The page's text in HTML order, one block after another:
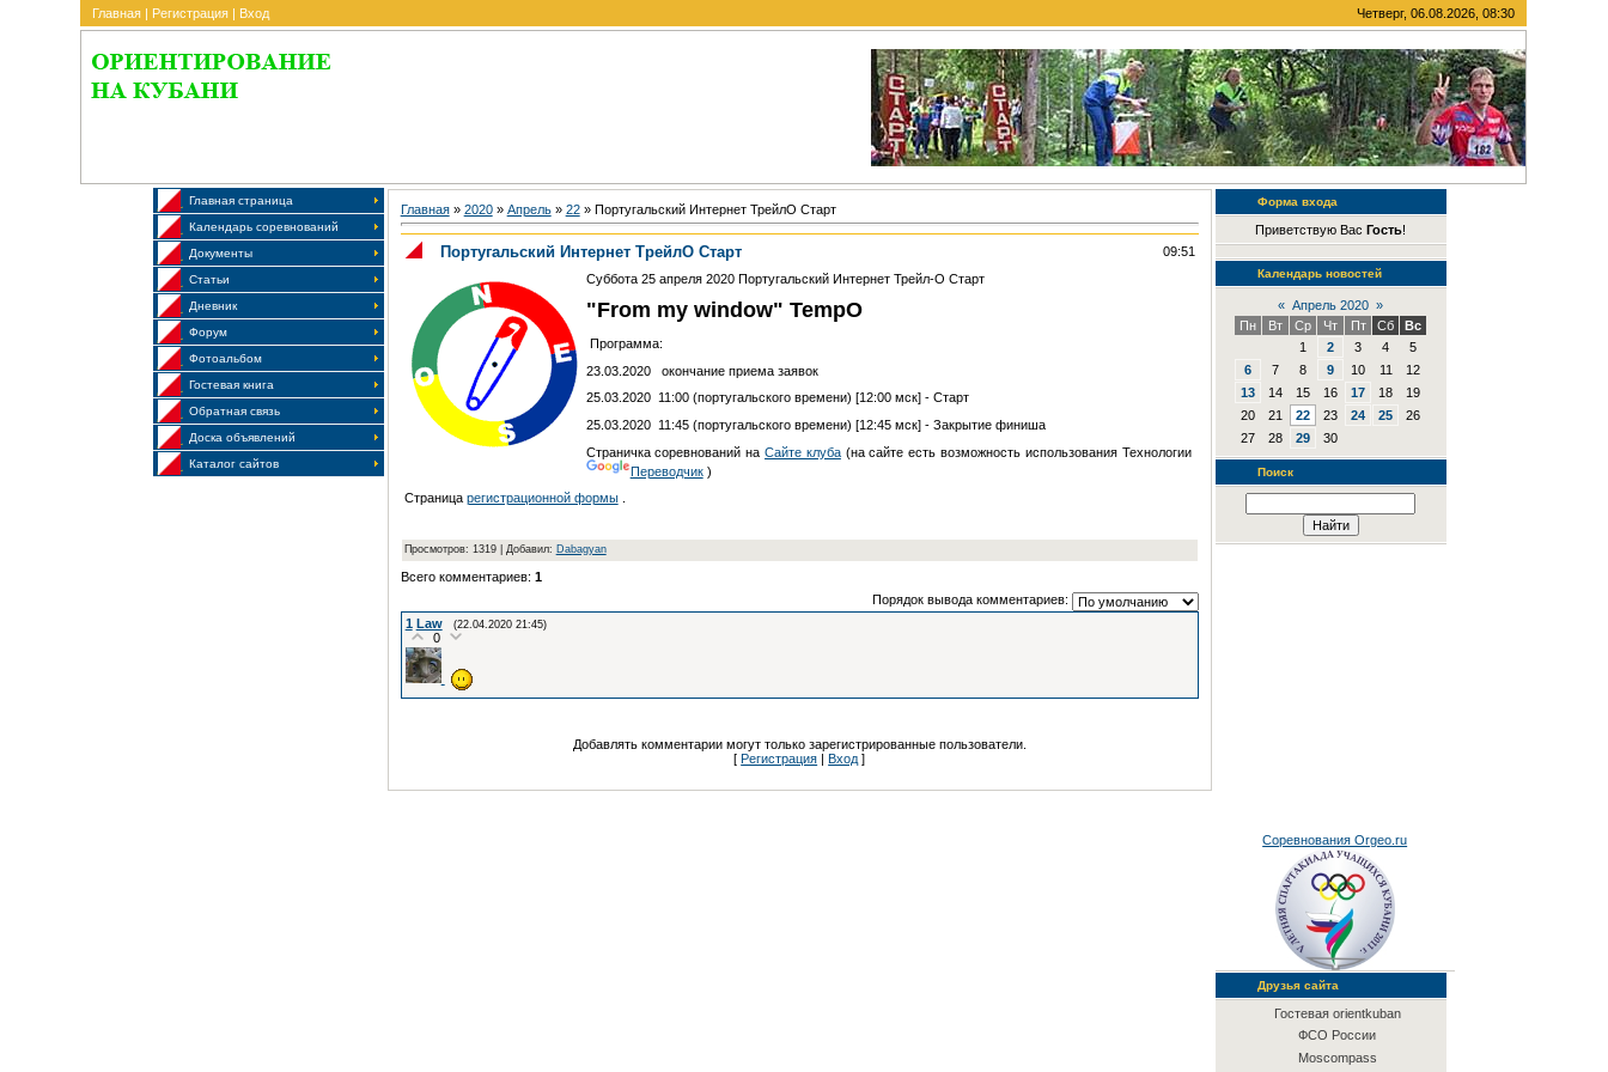
Главная | Регистрация | Вход Четверг, 06.08.2026, 08:30
Главная страница
Календарь соревнований
Документы
Статьи
Дневник
Форум
Фотоальбом
Гостевая книга
Обратная связь
Доска объявлений
Каталог сайтов
Главная» 2020 » Апрель » 22» Португальский Интернет ТрейлО Старт
Португальский Интернет ТрейлО Старт
09:51
Суббота 25 апреля 2020 Португальский Интернет Трейл-О Старт
"From my window" TempO
Программа:
23.03.2020 окончание приема заявок
25.03.2020 11:00 (португальского времени) [12:00 мск] - Старт
25.03.2020 11:45 (португальского времени) [12:45 мск] - Закрытие финиша
Страничка соревнований наСайте клуба(на сайте есть возможность использования Технологии
Переводчик)
Страница регистрационной формы.
Просмотров: 1319 | Добавил: Dabagyan
Всего комментариев: 1
Порядок вывода комментариев:
1 Law (22.04.2020 21:45)
0
Добавлять комментарии могут только зарегистрированные пользователи.
[Регистрация |Вход ]
Форма входа
Приветствую ВасГость!
Календарь новостей
« Апрель 2020 »
Пн
Вт Ср Чт Пт Сб
Вс
1
2 3 4
5
6
7 8 9 10 11
12
13
14 15 16 17 18
19
20
21 22 23 24 25
26
27
28 29 30
Поиск
Соревнования Orgeo.ru
Друзья сайта
Гостевая orientkuban
ФСО России
Moscompass